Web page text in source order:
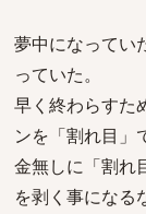
夢中になってい
っていた。
早く終わらすた
ンを「割れ目」
金無しに「割れ
を剥く事になる